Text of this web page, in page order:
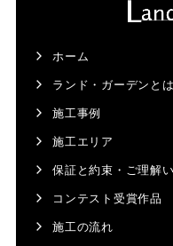
ホーム
ランド・ガーデンとは
施工事例
施工エリア
保証と約束・ご理解
コンテスト受賞作品
施工の流れ